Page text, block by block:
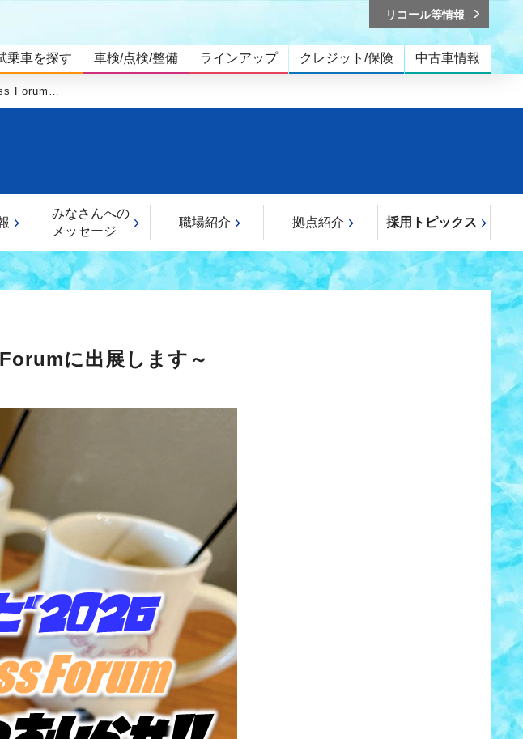
乗車を探す 車検/点検/整備 ラインアップ クレジット/保険 中古車情報
リコール等情報
Forum…
みなさんへの
メッセージ
職場紹介 拠点紹介 採用トピックス
に出展します～